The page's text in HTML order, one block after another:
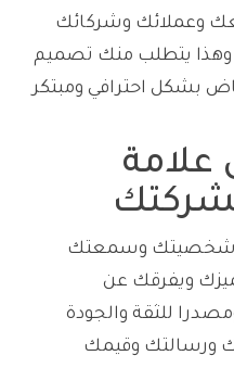
وعملائك وشركائك
يتطلب منك تصميم
بشكل احترافي ومبتكر
وشخصيتك وسمعتك
ويفرقك عن
للثقة والجودة
ورسالتك وقيمك